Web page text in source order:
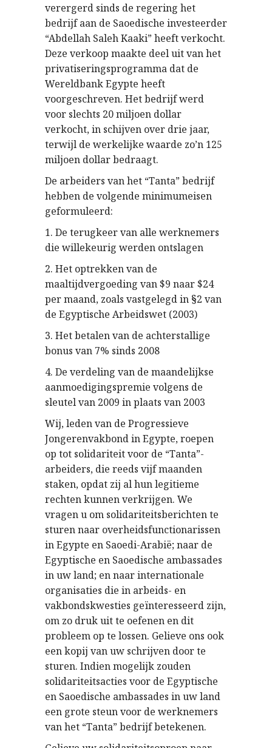
verergerd sinds de regering het
bedrijf aan de Saoedische investeerder
“Abdellah Saleh Kaaki” heeft verkocht.
Deze verkoop maakte deel uit van het
privatiseringsprogramma dat de
Wereldbank Egypte heeft
voorgeschreven. Het bedrijf werd
voor slechts 20 miljoen dollar
verkocht, in schijven over drie jaar,
terwijl de werkelijke waarde zo’n 125
miljoen dollar bedraagt.
De arbeiders van het “Tanta” bedrijf
hebben de volgende minimumeisen
geformuleerd:
1. De terugkeer van alle werknemers
die willekeurig werden ontslagen
2. Het optrekken van de
maaltijdvergoeding van $9 naar $24
per maand, zoals vastgelegd in §2 van
de Egyptische Arbeidswet (2003)
3. Het betalen van de achterstallige
bonus van 7% sinds 2008
4. De verdeling van de maandelijkse
aanmoedigingspremie volgens de
sleutel van 2009 in plaats van 2003
Wij, leden van de Progressieve
Jongerenvakbond in Egypte, roepen
op tot solidariteit voor de “Tanta”-
arbeiders, die reeds vijf maanden
staken, opdat zij al hun legitieme
rechten kunnen verkrijgen. We
vragen u om solidariteitsberichten te
sturen naar overheidsfunctionarissen
in Egypte en Saoedi-Arabië; naar de
Egyptische en Saoedische ambassades
in uw land; en naar internationale
organisaties die in arbeids- en
vakbondskwesties geïnteresseerd zijn,
om zo druk uit te oefenen en dit
probleem op te lossen. Gelieve ons ook
een kopij van uw schrijven door te
sturen. Indien mogelijk zouden
solidariteitsacties voor de Egyptische
en Saoedische ambassades in uw land
een grote steun voor de werknemers
van het “Tanta” bedrijf betekenen.